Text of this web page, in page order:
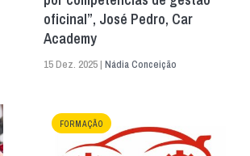
oficinal”, José Pedro, Car
Academy
15 Dez. 2025 | Nádia Conceição
FORMAÇÃO